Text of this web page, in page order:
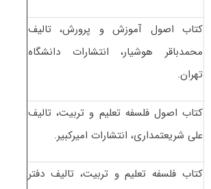
کتاب اصول آموزش و پرورش، تالیف
محمدباقر هوشیار، انتشارات دانشگاه
تهران.
کتاب اصول فلسفه تعلیم و تربیت، تالیف
علی شریعتمداری، انتشارات امیرکبیر.
کتاب فلسفه تعلیم و تربیت، تالیف دفتر